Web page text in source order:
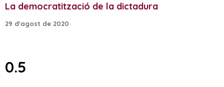
La democratització de la dictadura
29 d'agost de 2020